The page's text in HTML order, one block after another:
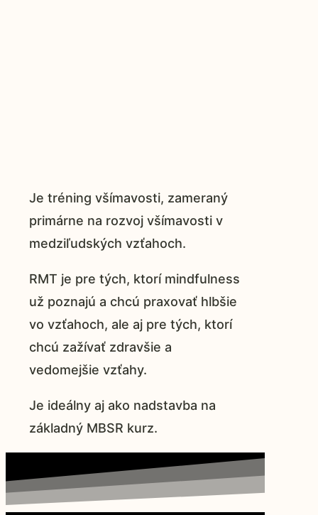
Je tréning všímavosti, zameraný
primárne na rozvoj všímavosti v
medziľudských vzťahoch.
RMT je pre tých, ktorí mindfulness
už poznajú a chcú praxovať hlbšie
vo vzťahoch, ale aj pre tých, ktorí
chcú zažívať zdravšie a
vedomejšie vzťahy.
Je ideálny aj ako nadstavba na
základný MBSR kurz.